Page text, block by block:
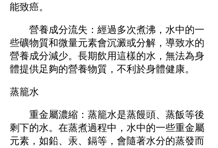
能致癌。
營養成分流失：經過多次煮沸，水中的一
些礦物質和微量元素會沉澱或分解，導致水的
營養成分減少。長期飲用這樣的水，無法為身
體提供足夠的營養物質，不利於身體健康。
蒸籠水
重金屬濃縮：蒸籠水是蒸饅頭、蒸飯等後
剩下的水。在蒸煮過程中，水中的一些重金屬
元素，如鉛、汞、鎘等，會隨著水分的蒸發而